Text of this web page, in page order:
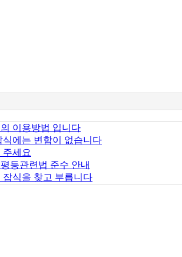
이용방법 입니다
에는 변함이 없습니다
주세요
등관련법 준수 안내
식을 찾고 부릅니다